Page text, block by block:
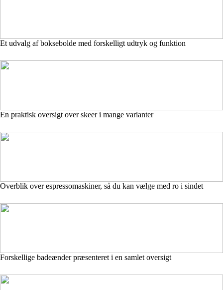
Et udvalg af boksebolde med forskelligt udtryk og funktion
En praktisk oversigt over skeer i mange varianter
Overblik over espressomaskiner, så du kan vælge med ro i sindet
Forskellige badeænder præsenteret i en samlet oversigt